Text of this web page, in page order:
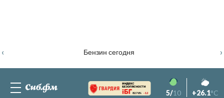
Бензин сегодня
‹ ›
82.76% -1.2 5/10 +26.1°C